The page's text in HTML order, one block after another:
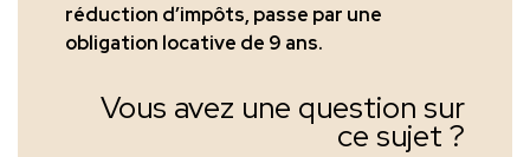
réduction d’impôts, passe par une
obligation locative de 9 ans.
Vous avez une question sur
ce sujet ?